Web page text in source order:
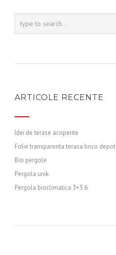
ARTICOLE RECENTE
Idei de terase acoperite
Folie transparenta terasa brico depot
Bio pergole
Pergola unik
Pergola bioclimatica 3×3 6